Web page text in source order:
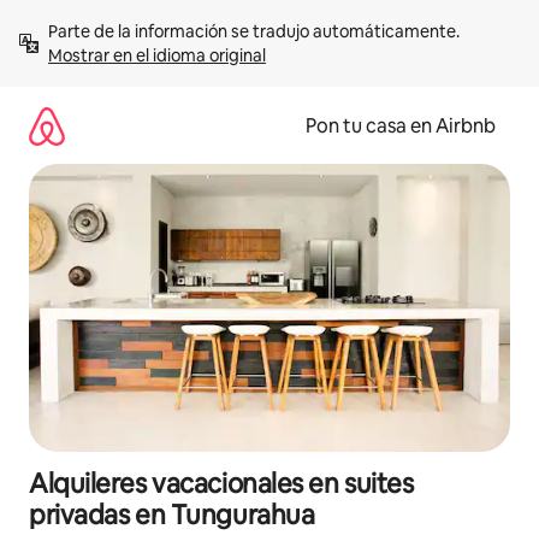
contenidoMostrar en el idioma original
Pon tu casa en Airbnb
Alquileres vacacionales en suites
privadas en Tungurahua